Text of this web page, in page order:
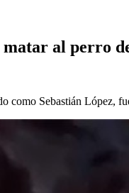
al perro
Sebastián López,